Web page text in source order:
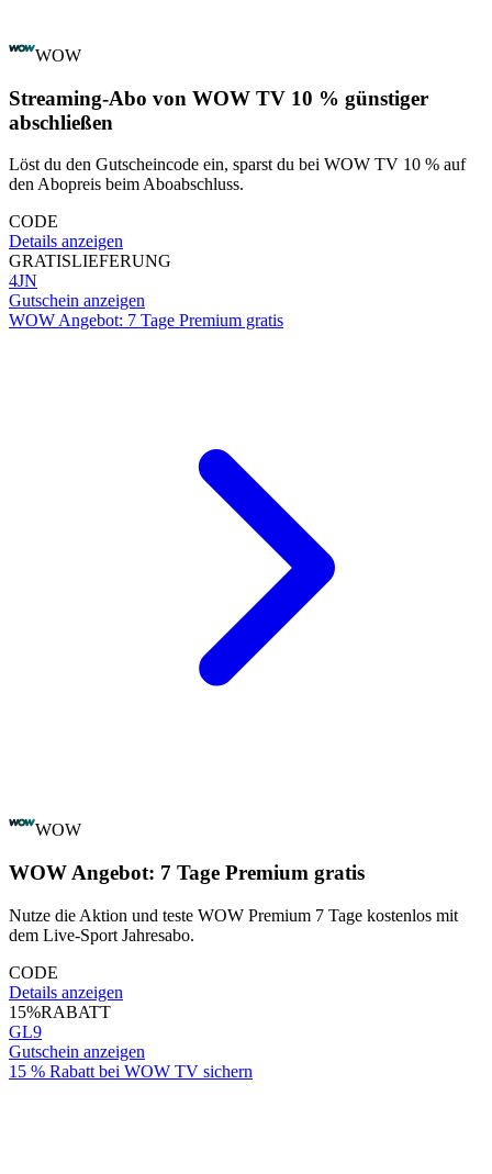
WOW
Streaming-Abo von WOW TV 10 % günstiger
abschließen
Löst du den Gutscheincode ein, sparst du bei WOW TV 10 % auf
den Abopreis beim Aboabschluss.
CODE
Details anzeigen
GRATISLIEFERUNG
4JN
Gutschein anzeigen
WOW Angebot: 7 Tage Premium gratis
WOW
WOW Angebot: 7 Tage Premium gratis
Nutze die Aktion und teste WOW Premium 7 Tage kostenlos mit
dem Live-Sport Jahresabo.
CODE
Details anzeigen
15%RABATT
GL9
Gutschein anzeigen
15 % Rabatt bei WOW TV sichern